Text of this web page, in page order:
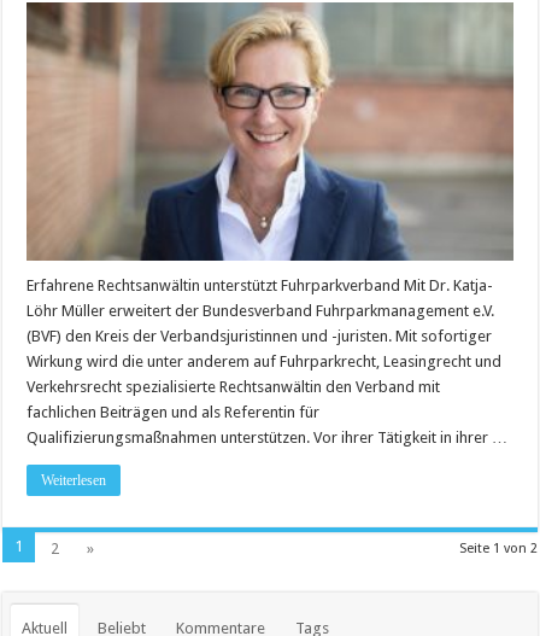
Erfahrene Rechtsanwältin unterstützt Fuhrparkverband Mit Dr. Katja-
Löhr Müller erweitert der Bundesverband Fuhrparkmanagement e.V.
(BVF) den Kreis der Verbandsjuristinnen und -juristen. Mit sofortiger
Wirkung wird die unter anderem auf Fuhrparkrecht, Leasingrecht und
Verkehrsrecht spezialisierte Rechtsanwältin den Verband mit
fachlichen Beiträgen und als Referentin für
Qualifizierungsmaßnahmen unterstützen. Vor ihrer Tätigkeit in ihrer …
Weiterlesen
Seite 1 von 2
1 2 »
Aktuell Beliebt Kommentare Tags